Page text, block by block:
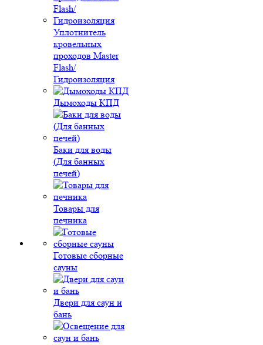
Уплотнитель
кровельных
проходов Master
Flash/
Гидроизоляция
Дымоходы КПД
Баки для воды
(Для банных
печей)
Товары для
печника
Готовые сборные
сауны
Двери для саун и
бань